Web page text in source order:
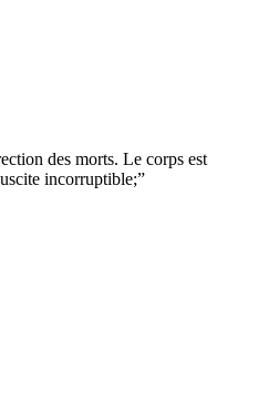
des morts. Le corps est
incorruptible;”